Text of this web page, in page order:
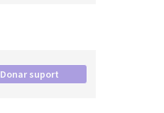
Donar suport